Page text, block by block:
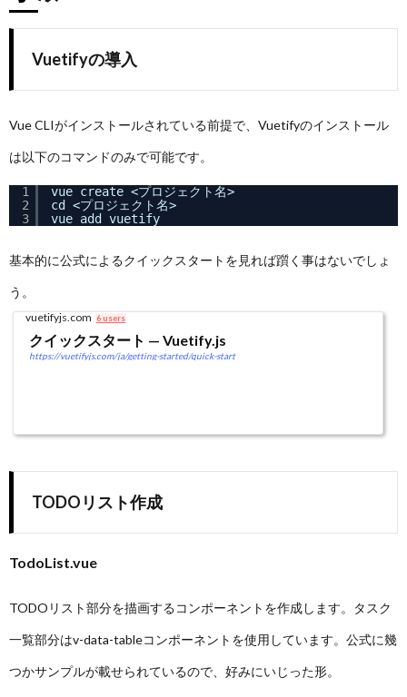
Vuetifyの導入
Vue CLIがインストールされている前提で、Vuetifyのインストール
は以下のコマンドのみで可能です。
1
2
3
vue create <プロジェクト名>
cd <プロジェクト名>
vue add vuetify
基本的に公式によるクイックスタートを見れば躓く事はないでしょ
う。
vuetifyjs.com 6 users
クイックスタート — Vuetify.js
https://vuetifyjs.com/ja/getting-started/quick-start
TODOリスト作成
TodoList.vue
TODOリスト部分を描画するコンポーネントを作成します。タスク
一覧部分はv-data-tableコンポーネントを使用しています。公式に幾
つかサンプルが載せられているので、好みにいじった形。